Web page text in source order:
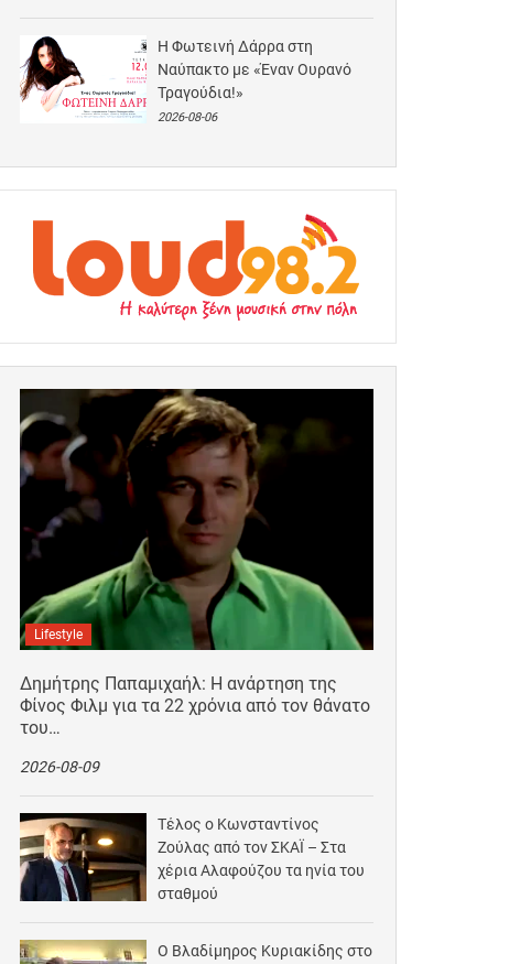
Η Φωτεινή Δάρρα στη
Ναύπακτο με «Έναν Ουρανό
Τραγούδια!»
2026-08-06
Lifestyle
Δημήτρης Παπαμιχαήλ: Η ανάρτηση της
Φίνος Φιλμ για τα 22 χρόνια από τον θάνατο
του…
2026-08-09
Τέλος ο Κωνσταντίνος
Ζούλας από τον ΣΚΑΪ – Στα
χέρια Αλαφούζου τα ηνία του
σταθμού
Ο Βλαδίμηρος Κυριακίδης στο